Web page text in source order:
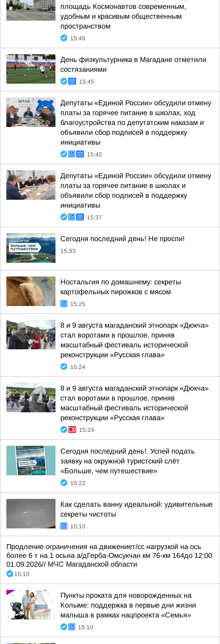
площадь Космонавтов современным,
удобным и красивым общественным
пространством
15:45
День физкультурника в Магадане отметили
состязаниями
15:45
Депутаты «Единой России» обсудили отмену
платы за горячее питание в школах, ход
благоустройства по депутатским наказам и
объявили сбор подписей в поддержку
инициативы
15:42
Депутаты «Единой России» обсудили отмену
платы за горячее питание в школах и
объявили сбор подписей в поддержку
инициативы
15:37
Сегодня последний день! Не проспи!
15:33
Ностальгия по домашнему: секреты
картофельных пирожков с мясом
15:25
8 и 9 августа магаданский этнопарк «Дюкча»
стал воротами в прошлое, приняв
масштабный фестиваль исторической
реконструкции «Русская глава»
15:24
8 и 9 августа магаданский этнопарк «Дюкча»
стал воротами в прошлое, приняв
масштабный фестиваль исторической
реконструкции «Русская глава»
15:24
Сегодня последний день!. Успей подать
заявку на окружной туристский слёт
«Больше, чем путешествие»
15:22
Как сделать ванну идеальной: удивительные
секреты чистоты
15:10
Продление ограничения на движениет/сс нагрузкой на ось
более 6 т на 1 осьна а/дГерба-Омсукчан км 76-км 164до 12:00
01.09.2026// МЧС Магаданской области
15:10
Пункты проката для новорожденных на
Колыме: поддержка в первые дни жизни
малыша в рамках нацпроекта «Семья»
15:10